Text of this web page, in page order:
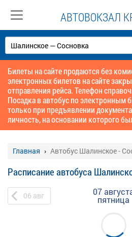
АВТОВОКЗАЛ
Билеты на сайте продаются без
электронных билетов на сайте
отправления рейса. Телефон
Посадка в автобус по электронным
только при предъявлении
личность, на основании которого
Главная Автобус Шалинское -
Расписание автобуса
06 авг 07
пятница